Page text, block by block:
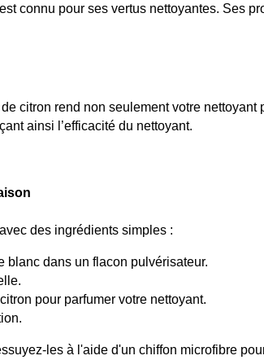
connu pour ses vertus nettoyantes. Ses
citron rend non seulement votre
ainsi l’efficacité du nettoyant.
des ingrédients simples :
blanc dans un flacon pulvérisateur.
pour parfumer votre nettoyant.
les à l'aide d'un chiffon microfibre